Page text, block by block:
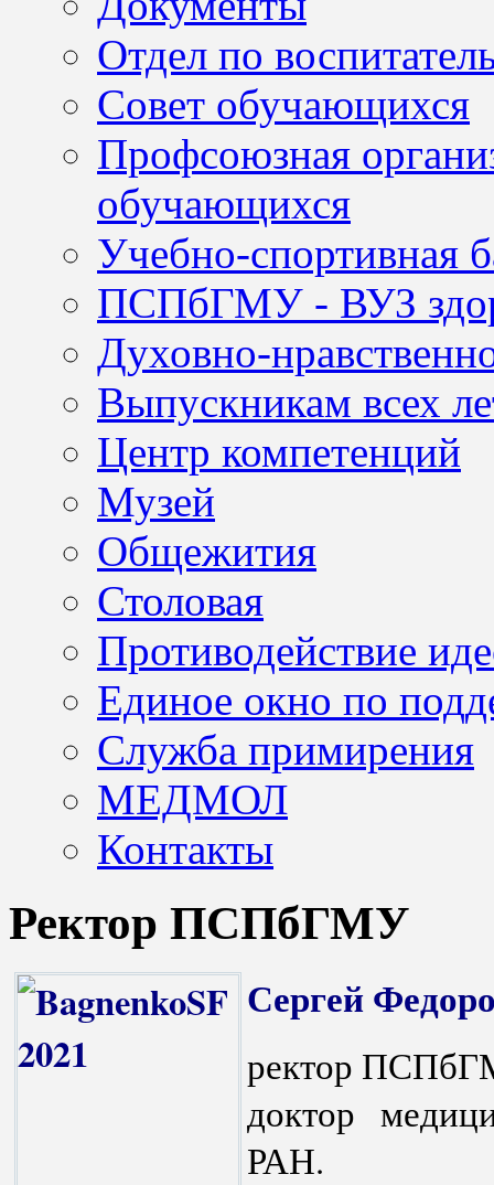
Отдел по
Совет обучающихся
Профсоюзная
обучающихся
Учебно-спортивная
ПСПбГМУ - ВУЗ
Духовно-
Выпускникам всех
Центр компетенций
Музей
Общежития
Столовая
Противодействие
Единое окно по
Служба примирения
МЕДМОЛ
Контакты
Ректор ПСПбГМУ
Сергей
ректор
доктор
РАН.